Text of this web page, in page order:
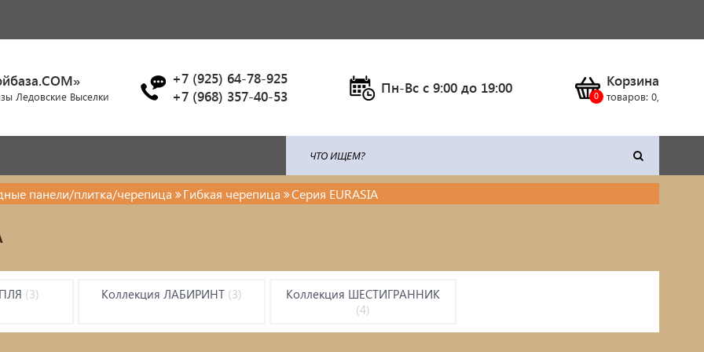
Ледовские Выселки
+7 (925) 64-78-925
+7 (968) 357-40-53
Пн-Вс c 9:00 до 19:00 Корзина
товаров: 0,
ковки
полипропилена
панели/плитка/черепица Гибкая черепица Серия EURASIA
(3) Коллекция ЛАБИРИНТ (3)
Коллекция ШЕСТИГРАННИК
(4)